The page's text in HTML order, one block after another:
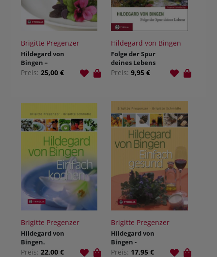
Brigitte Pregenzer
Hildegard von
Bingen –
Einfach
Preis: 25,00 €
Hildegard von Bingen
Folge der Spur
deines Lebens
Preis: 9,95 €
Brigitte Pregenzer
Hildegard von
Bingen.
Einfach
Preis: 22,00 €
Brigitte Pregenzer
Hildegard von
Bingen -
Einfach gesund
Preis: 17,95 €